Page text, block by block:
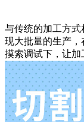
与传统的加工方式
现大批量的生产，
摸索调试下，让加